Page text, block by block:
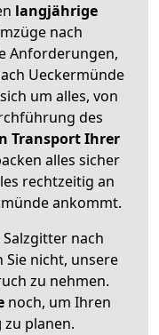
langjährige
nach
Anforderungen,
Ueckermünde
um alles, von
des
Transport Ihrer
alles sicher
rechtzeitig an
ankommt.
nach
nicht, unsere
zu nehmen.
noch, um Ihren
zu planen.